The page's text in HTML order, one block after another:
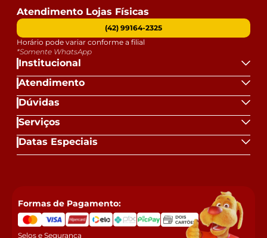
Institucional
Atendimento
Dúvidas
Serviços
Datas Especiais
Atendimento Lojas Físicas
(42) 99164-2325
Horário pode variar conforme a filial
*Somente WhatsApp
Formas de Pagamento:
Selos e Segurança